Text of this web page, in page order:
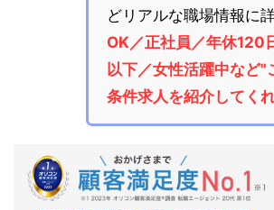
どリアルな職場情報に詳
OK／正社員／年休120
以下／女性活躍中など"
条件求人を紹介してく